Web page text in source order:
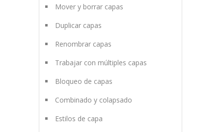
Mover y borrar capas
Duplicar capas
Renombrar capas
Trabajar con múltiples capas
Bloqueo de capas
Combinado y colapsado
Estilos de capa